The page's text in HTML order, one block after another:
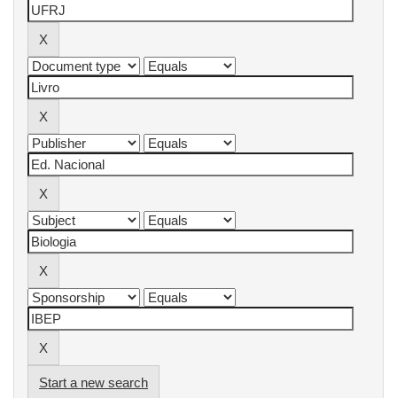
Start a new search